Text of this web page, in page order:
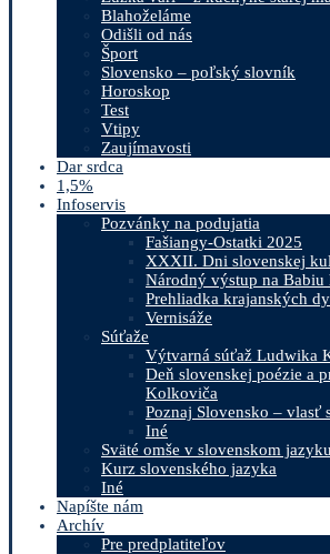
Blahoželáme
Odišli od nás
Šport
Slovensko – poľský slovník
Horoskop
Test
Vtipy
Zaujímavosti
Dar srdca
1,5%
Infoservis
Pozvánky na podujatia
Fašiangy-Ostatki 2025
XXXII. Dni slovenskej
Národný výstup na Babiu
Prehliadka krajanských
Vernisáže
Súťaže
Výtvarná súťaž Ludwika
Deň slovenskej poézie a
Kolkoviča
Poznaj Slovensko – vlasť
Iné
Sväté omše v slovenskom jazyku
Kurz slovenského jazyka
Iné
Napíšte nám
Archív
Pre predplatiteľov